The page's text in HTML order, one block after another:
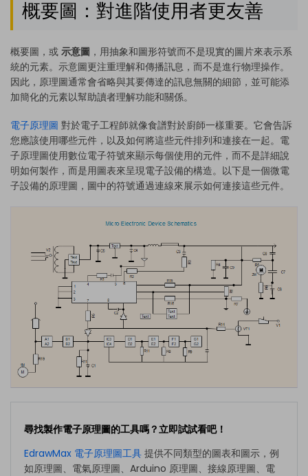
概要圖：對進階使用者更友善
概要圖，或 示意圖 ，用抽象和圖形符號而不是現實的圖片來表示系
統的元素。示意圖更注重理解和傳播訊息，而不是進行物理操作。
因此，原理圖通常會省略與其要傳達的訊息無關的細節，並可能添
加簡化的元素以幫助讀者理解功能和關係。
電子原理圖 對於電子工程師就像食譜對於廚師一樣重要。它會告訴
您應該使用哪些元件，以及如何將這些元件排列和連接在一起。電
子原理圖使用數位電子符號來顯示每個使用的元件，而不是詳細說
明如何製作，而是用圖表來呈現電子設備的構造。以下是一個微電
子設備的原理圖，圖中的符號通過連線來展示如何連接這些元件。
尋找製作電子原理圖的工具嗎？立即試試看吧！
EdrawMax 電子原理圖工具 提供不同類型的圖表和圖示，例
如原理圖、電氣原理圖、Arduino 原理圖、接線原理圖、電